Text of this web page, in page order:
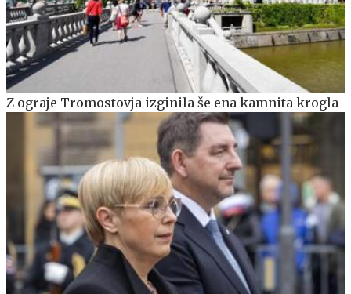
Z ograje Tromostovja izginila še ena kamnita krogla